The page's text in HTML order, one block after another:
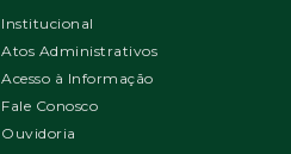
Institucional
Atos Administrativos
Acesso à Informação
Fale Conosco
Ouvidoria